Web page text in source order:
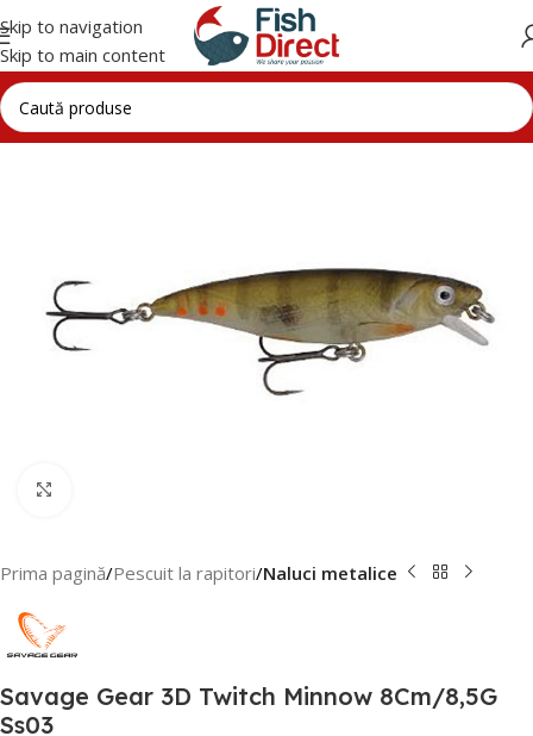
Skip to navigation
Skip to main content
Prima pagină Pescuit la rapitori Naluci metalice
Savage Gear 3D Twitch Minnow 8Cm/8,5G
Ss03